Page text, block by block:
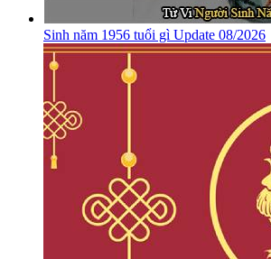
Sinh năm 1956 tuổi gì Update 08/2026